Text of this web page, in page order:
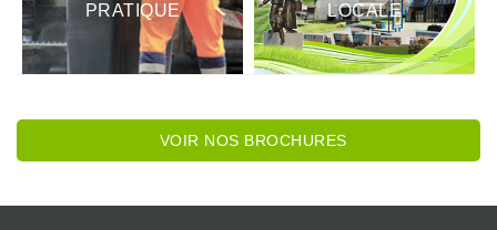
PRATIQUE
LOCALE
VOIR NOS BROCHURES